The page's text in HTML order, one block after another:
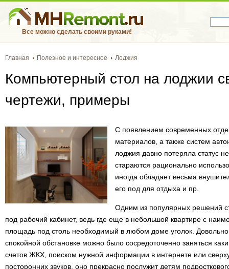
Все можно сделать своими руками!
Главная Полезное и интересное Лоджия
Компьютерный стол на лоджии
чертежи, примеры
С появлением современных
материалов, а также систем
лоджия давно потеряла статус
стараются рационально
иногда обладает весьма
его под для отдыха и пр.
Одним из популярных решений
под рабочий кабинет, ведь где еще в небольшой квартире с
площадь под столь необходимый в любом доме уголок. Довольно
спокойной обстановке можно было сосредоточенно заняться
счетов ЖКХ, поиском нужной информации в интернете или
посторонних звуков, оно прекрасно послужит детям